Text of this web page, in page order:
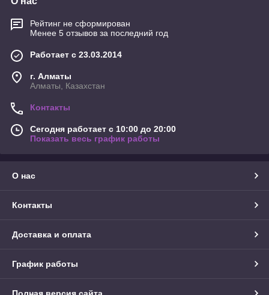
Рейтинг не сформирован
Менее 5 отзывов за последний год
Работает с 23.03.2014
г. Алматы
Алматы, Казахстан
Контакты
Сегодня работает с 10:00 до 20:00
Показать весь график работы
О нас
Контакты
Доставка и оплата
График работы